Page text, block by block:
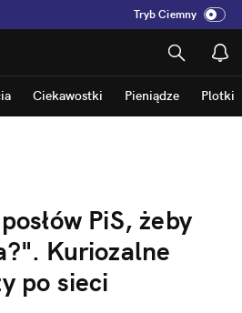
Tryb Ciemny
Ciekawostki Pieniądze Plotki
PiS, żeby
Kuriozalne
po sieci